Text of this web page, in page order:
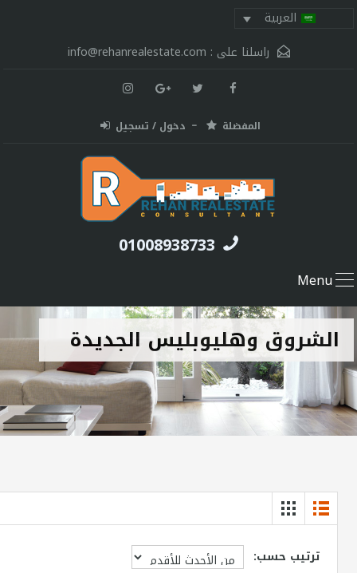
العربية
راسلنا على :info@rehanrealestate.com
المفضلة دخول / تسجيل
01008938733
Menu
الشروق وهليوبليس الجديدة
ترتيب حسب: